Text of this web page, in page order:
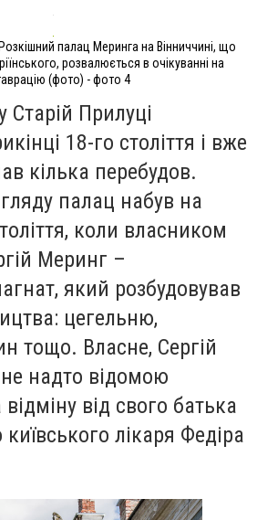
палац Меринга на Вінниччині, що
розвалюється в очікуванні на
(фото) - фото 4
Прилуці
18-го століття і вже
кілька перебудов.
палац набув на
коли власником
Меринг –
який розбудовував
цегельню,
тощо. Власне, Сергій
надто відомою
від свого батька
лікаря Федіра